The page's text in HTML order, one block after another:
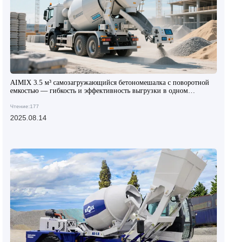
AIMIX 3.5 м³ самозагружающийся бетономешалка с поворотной
емкостью — гибкость и эффективность выгрузки в одном
Чтение:177
2025.08.14